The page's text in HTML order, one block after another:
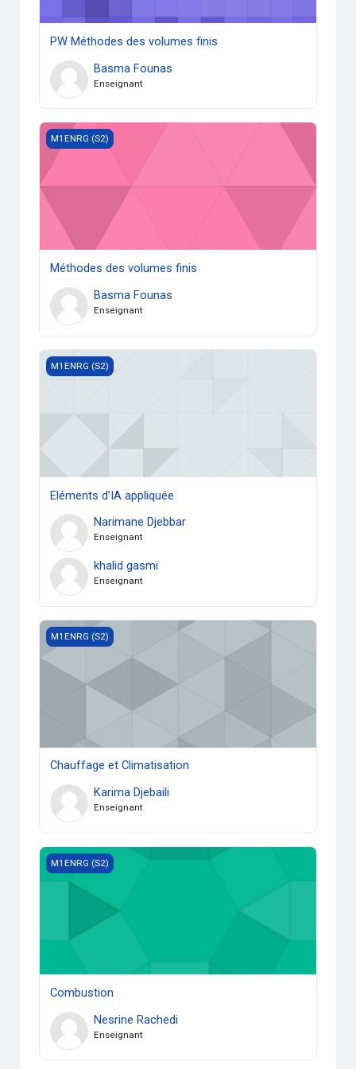
PW Méthodes des volumes finis
Basma Founas
Enseignant
Méthodes des volumes finis
M1ENRG (S2)
Méthodes des volumes finis
Basma Founas
Enseignant
Eléments d’IA appliquée
M1ENRG (S2)
Eléments d’IA appliquée
Narimane Djebbar
Enseignant
khalid gasmi
Enseignant
Chauffage et Climatisation
M1ENRG (S2)
Chauffage et Climatisation
Karima Djebaili
Enseignant
Combustion
M1ENRG (S2)
Combustion
Nesrine Rachedi
Enseignant